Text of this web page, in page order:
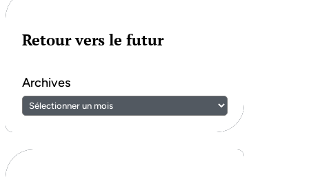
Retour vers le futur
Archives